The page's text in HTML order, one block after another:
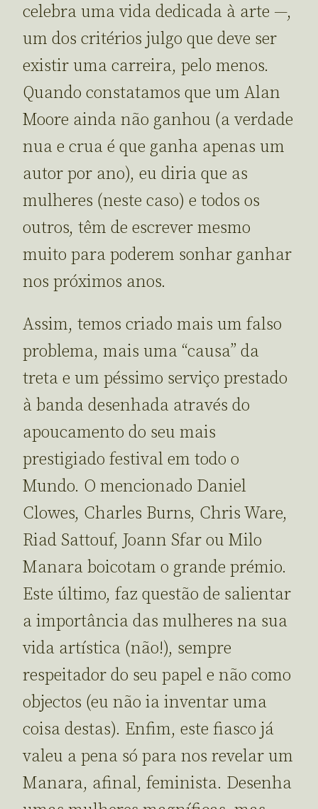
celebra uma vida dedicada à arte —,
um dos critérios julgo que deve ser
existir uma carreira, pelo menos.
Quando constatamos que um Alan
Moore ainda não ganhou (a verdade
nua e crua é que ganha apenas um
autor por ano), eu diria que as
mulheres (neste caso) e todos os
outros, têm de escrever mesmo
muito para poderem sonhar ganhar
nos próximos anos.
Assim, temos criado mais um falso
problema, mais uma “causa” da
treta e um péssimo serviço prestado
à banda desenhada através do
apoucamento do seu mais
prestigiado festival em todo o
Mundo. O mencionado Daniel
Clowes, Charles Burns, Chris Ware,
Riad Sattouf, Joann Sfar ou Milo
Manara boicotam o grande prémio.
Este último, faz questão de salientar
a importância das mulheres na sua
vida artística (não!), sempre
respeitador do seu papel e não como
objectos (eu não ia inventar uma
coisa destas). Enfim, este fiasco já
valeu a pena só para nos revelar um
Manara, afinal, feminista. Desenha